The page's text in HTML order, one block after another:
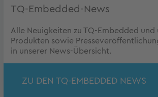
TQ-Embedded-News
Alle Neuigkeiten zu TQ-Embedded und
Produkten sowie
in unserer News-Übersicht.
ZU DEN TQ-EMBEDDED NEWS